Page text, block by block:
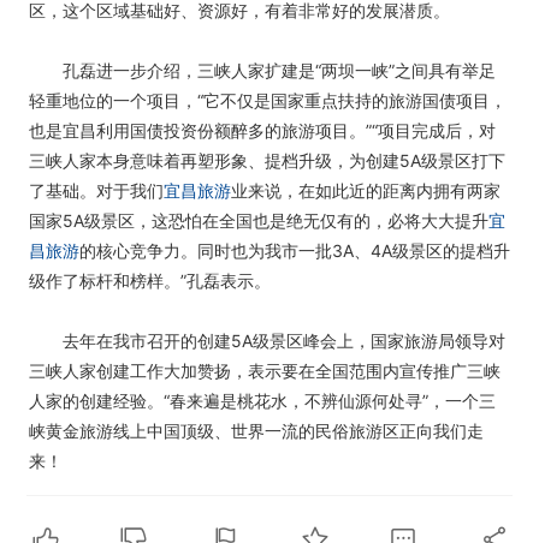
区，这个区域基础好、资源好，有着非常好的发展潜质。
孔磊进一步介绍，三峡人家扩建是“两坝一峡”之间具有举足
轻重地位的一个项目，“它不仅是国家重点扶持的旅游国债项目，
也是宜昌利用国债投资份额醉多的旅游项目。”“项目完成后，对
三峡人家本身意味着再塑形象、提档升级，为创建5A级景区打下
了基础。对于我们宜昌旅游业来说，在如此近的距离内拥有两家
国家5A级景区，这恐怕在全国也是绝无仅有的，必将大大提升宜
昌旅游的核心竞争力。同时也为我市一批3A、4A级景区的提档升
级作了标杆和榜样。”孔磊表示。
去年在我市召开的创建5A级景区峰会上，国家旅游局领导对
三峡人家创建工作大加赞扬，表示要在全国范围内宣传推广三峡
人家的创建经验。“春来遍是桃花水，不辨仙源何处寻”，一个三
峡黄金旅游线上中国顶级、世界一流的民俗旅游区正向我们走
来！